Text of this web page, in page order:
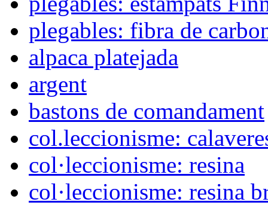
plegables: fibra de
alpaca platejada
argent
bastons de comandament
col.leccionisme:
col·leccionisme: resina
col·leccionisme: resina